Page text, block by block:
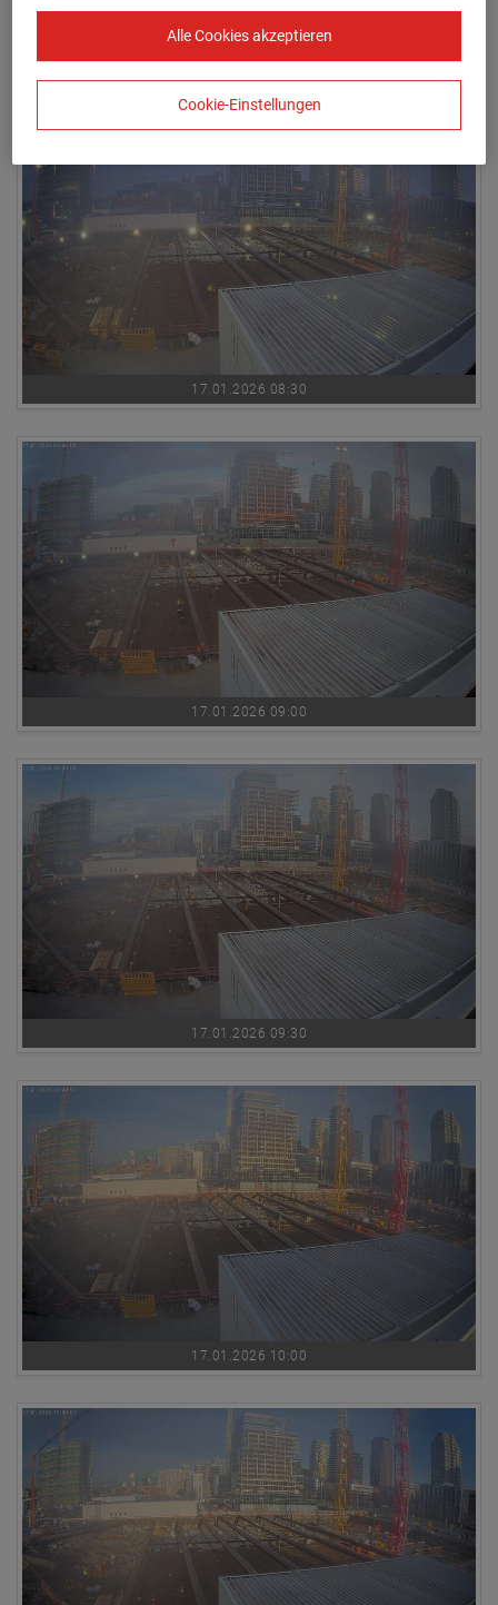
17.01.2026 08:00
17.01.2026 08:30
17.01.2026 09:00
17.01.2026 09:30
17.01.2026 10:00
Alle Cookies akzeptieren
Cookie-Einstellungen